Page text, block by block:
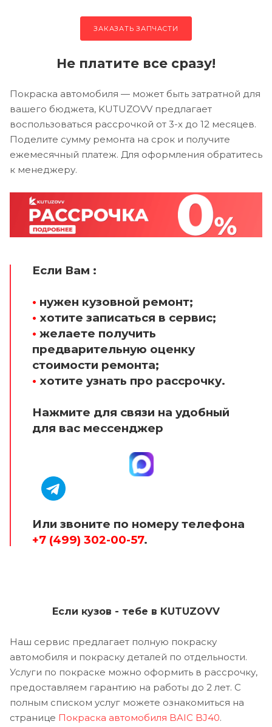
ЗАКАЗАТЬ ЗАПЧАСТИ
Не платите все сразу!
Покраска автомобиля — может быть затратной для
вашего бюджета, KUTUZOVV предлагает
воспользоваться рассрочкой от 3-х до 12 месяцев.
Поделите сумму ремонта на срок и получите
ежемесячный платеж. Для оформления обратитесь
к менеджеру.
Если Вам :
• нужен кузовной ремонт;
• хотите записаться в сервис;
• желаете получить
предварительную оценку
стоимости ремонта;
• хотите узнать про рассрочку.
Нажмите для связи на удобный
для вас мессенджер
Или звоните по номеру телефона
+7 (499) 302-00-57.
Если кузов - тебе в KUTUZOVV
Наш сервис предлагает полную покраску
автомобиля и покраску деталей по отдельности.
Услуги по покраске можно оформить в рассрочку,
предоставляем гарантию на работы до 2 лет. С
полным списком услуг можете ознакомиться на
странице Покраска автомобиля BAIC BJ40.